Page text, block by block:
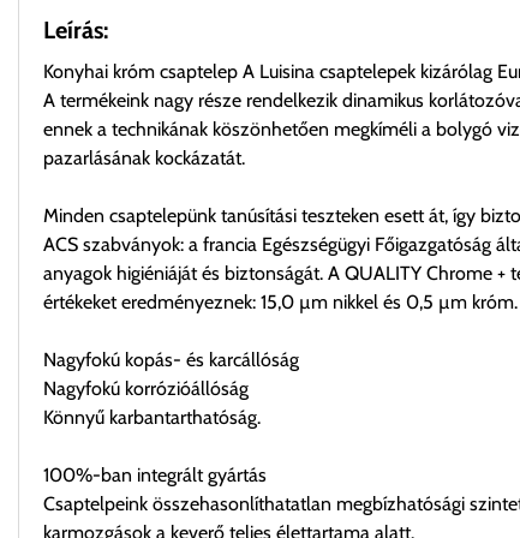
Leírás:
Konyhai króm csaptelep A Luisina csaptelepek kizárólag
A termékeink nagy része rendelkezik dinamikus
ennek a technikának köszönhetően megkíméli a bolygó
pazarlásának kockázatát.
Minden csaptelepünk tanúsítási teszteken esett át, így
ACS szabványok: a francia Egészségügyi Főigazgatóság
anyagok higiéniáját és biztonságát. A QUALITY Chrome
értékeket eredményeznek: 15,0 µm nikkel és 0,5 µm
Nagyfokú kopás- és karcállóság
Nagyfokú korrózióállóság
Könnyű karbantarthatóság.
100%-ban integrált gyártás
Csaptelpeink összehasonlíthatatlan megbízhatósági
karmozgások a keverő teljes élettartama alatt.